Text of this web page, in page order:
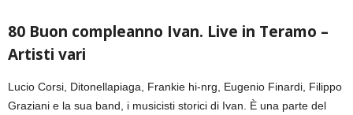
80 Buon compleanno Ivan. Live in Teramo –
Artisti vari
Lucio Corsi, Ditonellapiaga, Frankie hi-nrg, Eugenio Finardi, Filippo
Graziani e la sua band, i musicisti storici di Ivan. È una parte del